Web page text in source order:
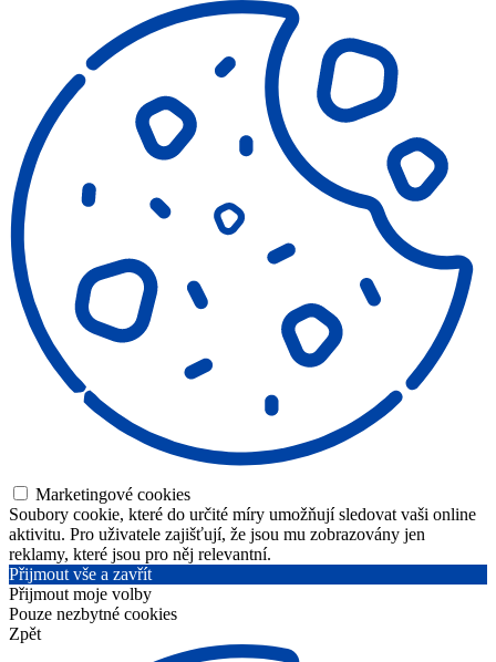
Marketingové cookies
Soubory cookie, které do určité míry umožňují sledovat vaši online
aktivitu. Pro uživatele zajišťují, že jsou mu zobrazovány jen
reklamy, které jsou pro něj relevantní.
Přijmout vše a zavřít
Přijmout moje volby
Pouze nezbytné cookies
Zpět